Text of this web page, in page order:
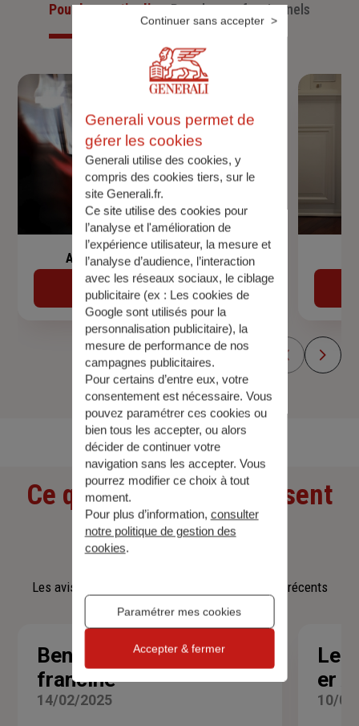
Pour les particuliersPour les professionnels
Assurance de prêt immobilier
Découvrir
Découvrir toutes nos offres
Ce que nos clients pensent
de nous
Les avis affichés sont les 3 avis google les plus récents
Benhamou
francine
14/02/2025
er
10/
Generali vous permet de
gérer les cookies
Generali utilise des cookies, y
compris des cookies tiers, sur le
site Generali.fr.
Ce site utilise des cookies pour
l’analyse et l'amélioration de
l’expérience utilisateur, la mesure et
l’analyse d’audience, l’interaction
avec les réseaux sociaux, le ciblage
publicitaire (ex : Les cookies de
Google sont utilisés pour la
personnalisation publicitaire), la
mesure de performance de nos
campagnes publicitaires.
Pour certains d’entre eux, votre
consentement est nécessaire. Vous
pouvez paramétrer ces cookies ou
bien tous les accepter, ou alors
décider de continuer votre
navigation sans les accepter. Vous
pourrez modifier ce choix à tout
moment.
Pour plus d’information, consulter
notre politique de gestion des
cookies.
Paramétrer mes cookies
Continuer sans accepter
Accepter & fermer